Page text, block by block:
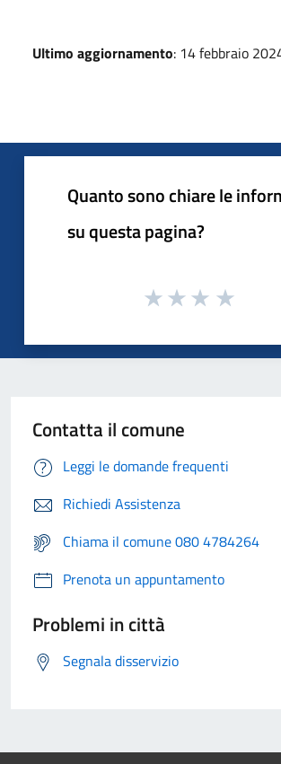
Ultimo aggiornamento: 14 febbraio
Quanto sono chiare le
su questa pagina?
Contatta il comune
Leggi le domande frequenti
Richiedi Assistenza
Chiama il comune 080 4784264
Prenota un appuntamento
Problemi in città
Segnala disservizio